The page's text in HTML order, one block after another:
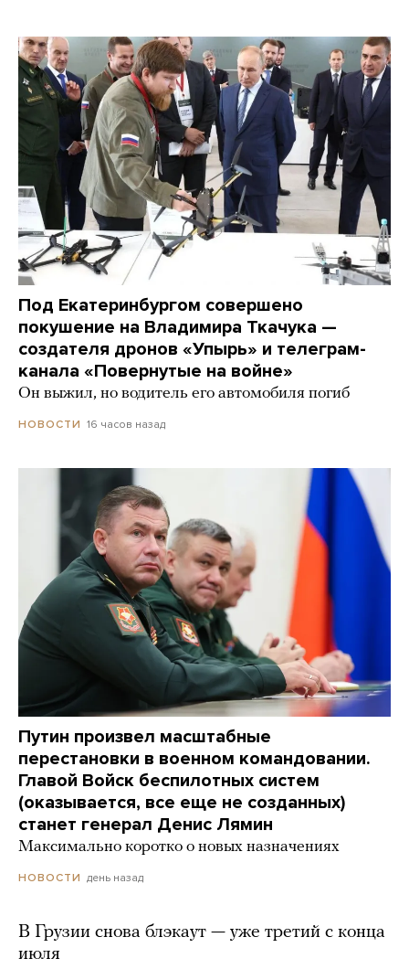
Под Екатеринбургом совершено
покушение на Владимира Ткачука —
создателя дронов «Упырь» и телеграм-
канала «Повернутые на войне»
Он выжил, но водитель его автомобиля погиб
НОВОСТИ 16 часов назад
Путин произвел масштабные
перестановки в военном командовании.
Главой Войск беспилотных систем
(оказывается, все еще не созданных)
станет генерал Денис Лямин
Максимально коротко о новых назначениях
НОВОСТИ день назад
В Грузии снова блэкаут — уже третий с конца
июля